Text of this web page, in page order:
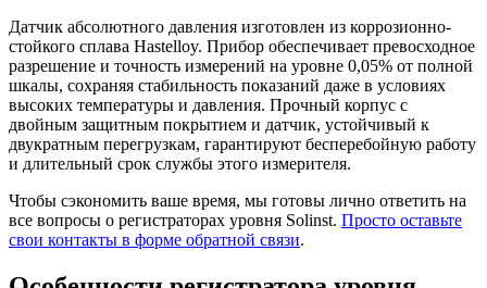
Датчик абсолютного давления изготовлен из коррозионно-
стойкого сплава Hastelloy. Прибор обеспечивает превосходное
разрешение и точность измерений на уровне 0,05% от полной
шкалы, сохраняя стабильность показаний даже в условиях
высоких температуры и давления. Прочный корпус с
двойным защитным покрытием и датчик, устойчивый к
двукратным перегрузкам, гарантируют бесперебойную работу
и длительный срок службы этого измерителя.
Чтобы сэкономить ваше время, мы готовы лично ответить на
все вопросы о регистраторах уровня Solinst. Просто оставьте
свои контакты в форме обратной связи.